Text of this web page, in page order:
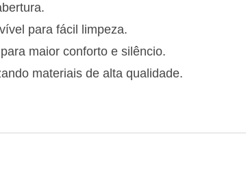
para fácil limpeza.
maior conforto e silêncio.
materiais de alta qualidade.